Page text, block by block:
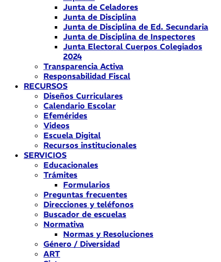
Junta de Celadores
Junta de Disciplina
Junta de Disciplina de Ed. Secundaria
Junta de Disciplina de Inspectores
Junta Electoral Cuerpos Colegiados
2024
Transparencia Activa
Responsabilidad Fiscal
RECURSOS
Diseños Curriculares
Calendario Escolar
Efemérides
Videos
Escuela Digital
Recursos institucionales
SERVICIOS
Educacionales
Trámites
Formularios
Preguntas frecuentes
Direcciones y teléfonos
Buscador de escuelas
Normativa
Normas y Resoluciones
Género / Diversidad
ART